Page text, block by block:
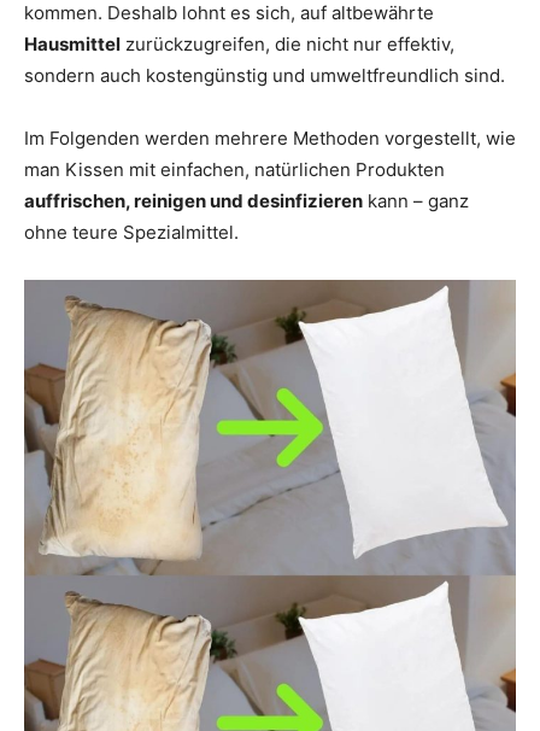
kommen. Deshalb lohnt es sich, auf altbewährte
Hausmittel zurückzugreifen, die nicht nur effektiv,
sondern auch kostengünstig und umweltfreundlich sind.
Im Folgenden werden mehrere Methoden vorgestellt, wie
man Kissen mit einfachen, natürlichen Produkten
auffrischen, reinigen und desinfizieren kann – ganz
ohne teure Spezialmittel.